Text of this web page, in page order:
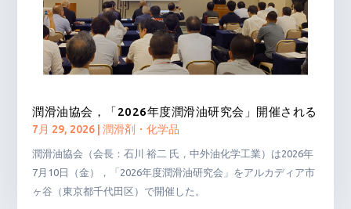
潤滑油協会，「2026年度潤滑油研究会」開催される
7月 29, 2026 |潤滑剤・化学品
潤滑油協会（会長：石川 裕二 氏，中外油化学工業）は2026年
7月10日（金），「2026年度潤滑油研究会」をアルカディア市
ヶ谷（東京都千代田区）で開催した。